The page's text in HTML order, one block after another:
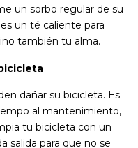
un sorbo regular de su
un té caliente para
también tu alma.
dañar su bicicleta. Es
al mantenimiento,
tu bicicleta con un
salida para que no se